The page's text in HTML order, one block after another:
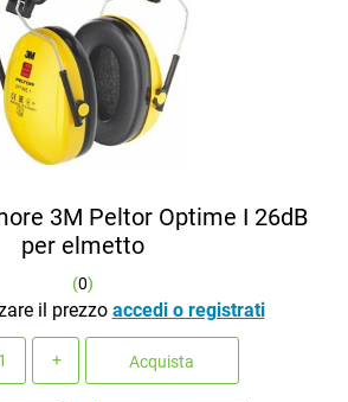
3M Peltor Optime I 26dB
per elmetto
(0)
il prezzo accedi o registrati
Acquista